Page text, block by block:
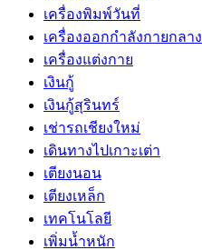
เครื่องพิมพ์วันที่
เครื่องออกกำลังกายกลา
เครื่องแต่งกาย
เงินกู้
เงินกู้สุรินทร์
เช่ารถเชียงใหม่
เดินทางไปเกาะเต่า
เตียงนอน
เตียงเหล็ก
เทคโนโลยี
เพิ่มน้ำหนัก